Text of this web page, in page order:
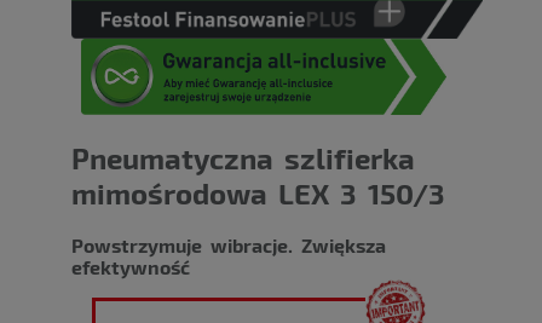
Pneumatyczna szlifierka
mimośrodowa LEX 3 150/3
Powstrzymuje wibracje. Zwiększa
efektywność